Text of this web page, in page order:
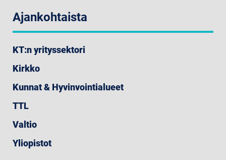
Ajankohtaista
KT:n yrityssektori
Kirkko
Kunnat & Hyvinvointialueet
TTL
Valtio
Yliopistot